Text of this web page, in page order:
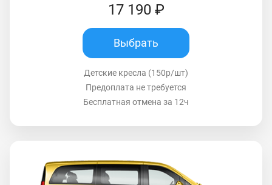
17 190 ₽
Выбрать
Детские кресла (150р/шт)
Предоплата не требуется
Бесплатная отмена за 12ч